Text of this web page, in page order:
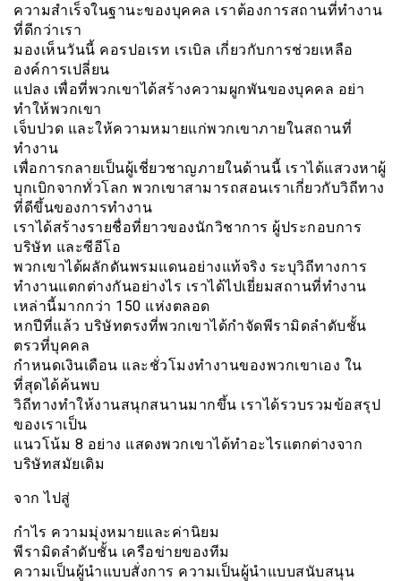
ความสำเร็จในฐานะของบุคคล เราต้องการสถานที่ทำงาน
ที่ดีกว่าเรา
มองเห็นวันนี้ คอรปอเรท เรเบิล เกี่ยวกับการช่วยเหลือ
องค์การเปลี่ยน
แปลง เพื่อที่พวกเขาได้สร้างความผูกพันของบุคคล อย่า
ทำให้พวกเขา
เจ็บปวด และให้ความหมายแก่พวกเขาภายในสถานที่
ทำงาน
เพื่อการกลายเป็นผู้เชี่ยวชาญภายในด้านนี้ เราได้แสวงหาผู้
บุกเบิกจากทั่วโลก พวกเขาสามารถสอนเราเกี่ยวกับวิถีทาง
ที่ดีขึ้นของการทำงาน
เราได้สร้างรายชื่อที่ยาวของนักวิชาการ ผู้ประกอบการ
บริษัท และซีอีโอ
พวกเขาได้ผลักดันพรมแดนอย่างแท้จริง ระบุวิถีทางการ
ทำงานแตกต่างกันอย่างไร เราได้ไปเยี่ยมสถานที่ทำงาน
เหล่านี้มากกว่า 150 แห่งตลอด
หกปีที่แล้ว บริษัทตรงที่พวกเขาได้กำจัดพีรามิดลำดับชั้น
ตรวที่บุคคล
กำหนดเงินเดือน และชั่วโมงทำงานของพวกเขาเอง ใน
ที่สุดได้ค้นพบ
วิถีทางทำให้งานสนุกสนานมากขึ้น เราได้รวบรวมข้อสรุป
ของเราเป็น
แนวโน้ม 8 อย่าง แสดงพวกเขาได้ทำอะไรแตกต่างจาก
บริษัทสมัยเดิม
จาก ไปสู่
กำไร ความมุ่งหมายและค่านิยม
พีรามิดลำดับชั้น เครือข่ายของทีม
ความเป็นผู้นำแบบสั่งการ ความเป็นผู้นำแบบสนับสนุน